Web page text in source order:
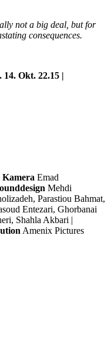
not a big deal, but for
consequences.
Okt. 22.15 |
Kamera Emad
Mehdi
Parastiou Bahmat,
Entezari, Ghorbanai
Shahla Akbari |
Amenix Pictures